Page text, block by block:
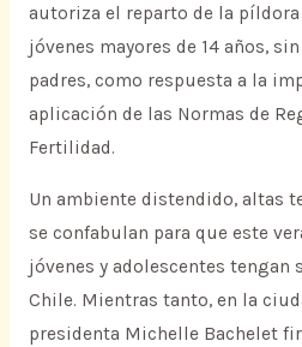
autoriza el reparto de la
jóvenes mayores de 14 años,
padres, como respuesta a la
aplicación de las Normas de
Fertilidad.
Un ambiente distendido, altas
se confabulan para que este
jóvenes y adolescentes tengan
Chile. Mientras tanto, en la
presidenta Michelle Bachelet